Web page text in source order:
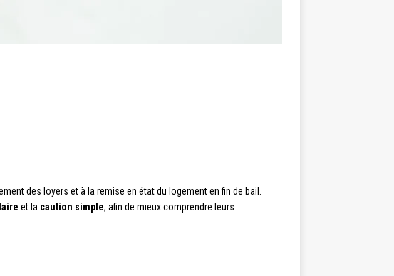
des loyers et à la remise en état du logement en fin de bail.
et la caution simple, afin de mieux comprendre leurs